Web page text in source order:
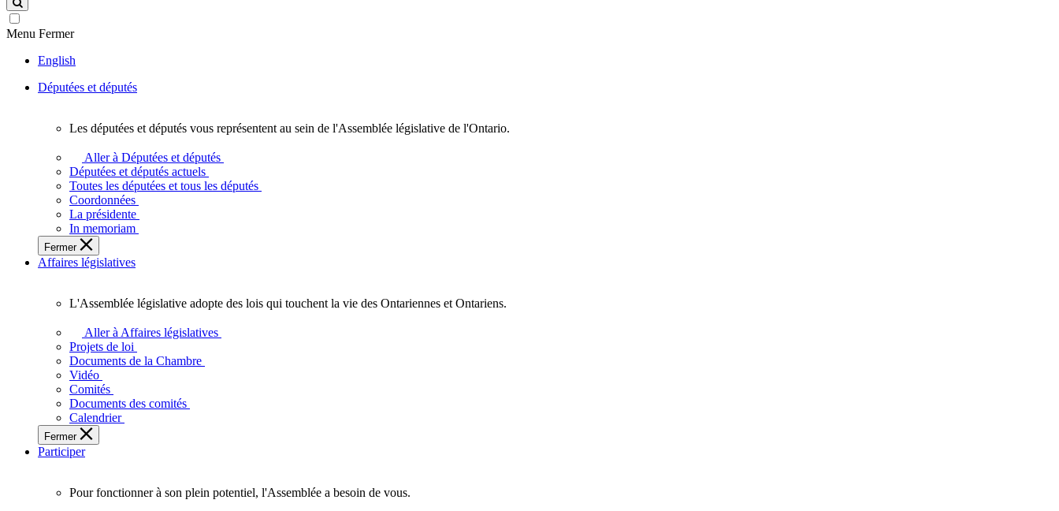
ce
site
Menu Fermer
English
Députées et députés
députées
députés
vous
représentent
sein
de
l'Assemblée
l'Ontario.
Les députées et députés vous représentent au sein de l'Assemblée législative de l'Ontario.
Aller à Députées et députés
Députées et députés actuels
Toutes les députées et tous les députés
Coordonnées
La présidente
In memoriam
Fermer
Affaires législatives
législative
adopte
touchent
vie
des
Ontariennes
Ontariens.
L'Assemblée législative adopte des lois qui touchent la vie des Ontariennes et Ontariens.
Aller à Affaires législatives
Projets de loi
Documents de la Chambre
Vidéo
Comités
Documents des comités
Calendrier
Fermer
Participer
Pour fonctionner à son plein potentiel, l'Assemblée a besoin de vous.